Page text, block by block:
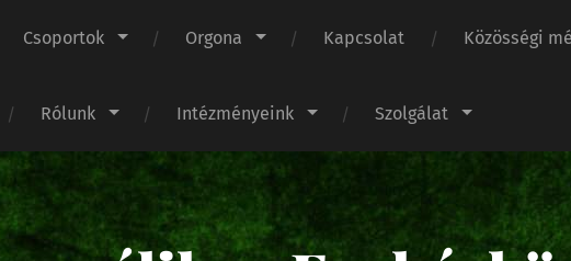
Csoportok Orgona Kapcsolat Közösségi
Rólunk Intézményeink Szolgálat